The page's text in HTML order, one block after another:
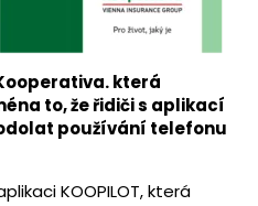
která
to, že řidiči s aplikací
používání telefonu
KOOPILOT, která